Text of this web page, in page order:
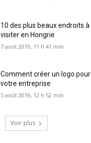
10 des plus beaux endroits à
visiter en Hongrie
7 août 2019, 11 h 41 min
Comment créer un logo pour
votre entreprise
5 août 2019, 12 h 52 min
Voir plus